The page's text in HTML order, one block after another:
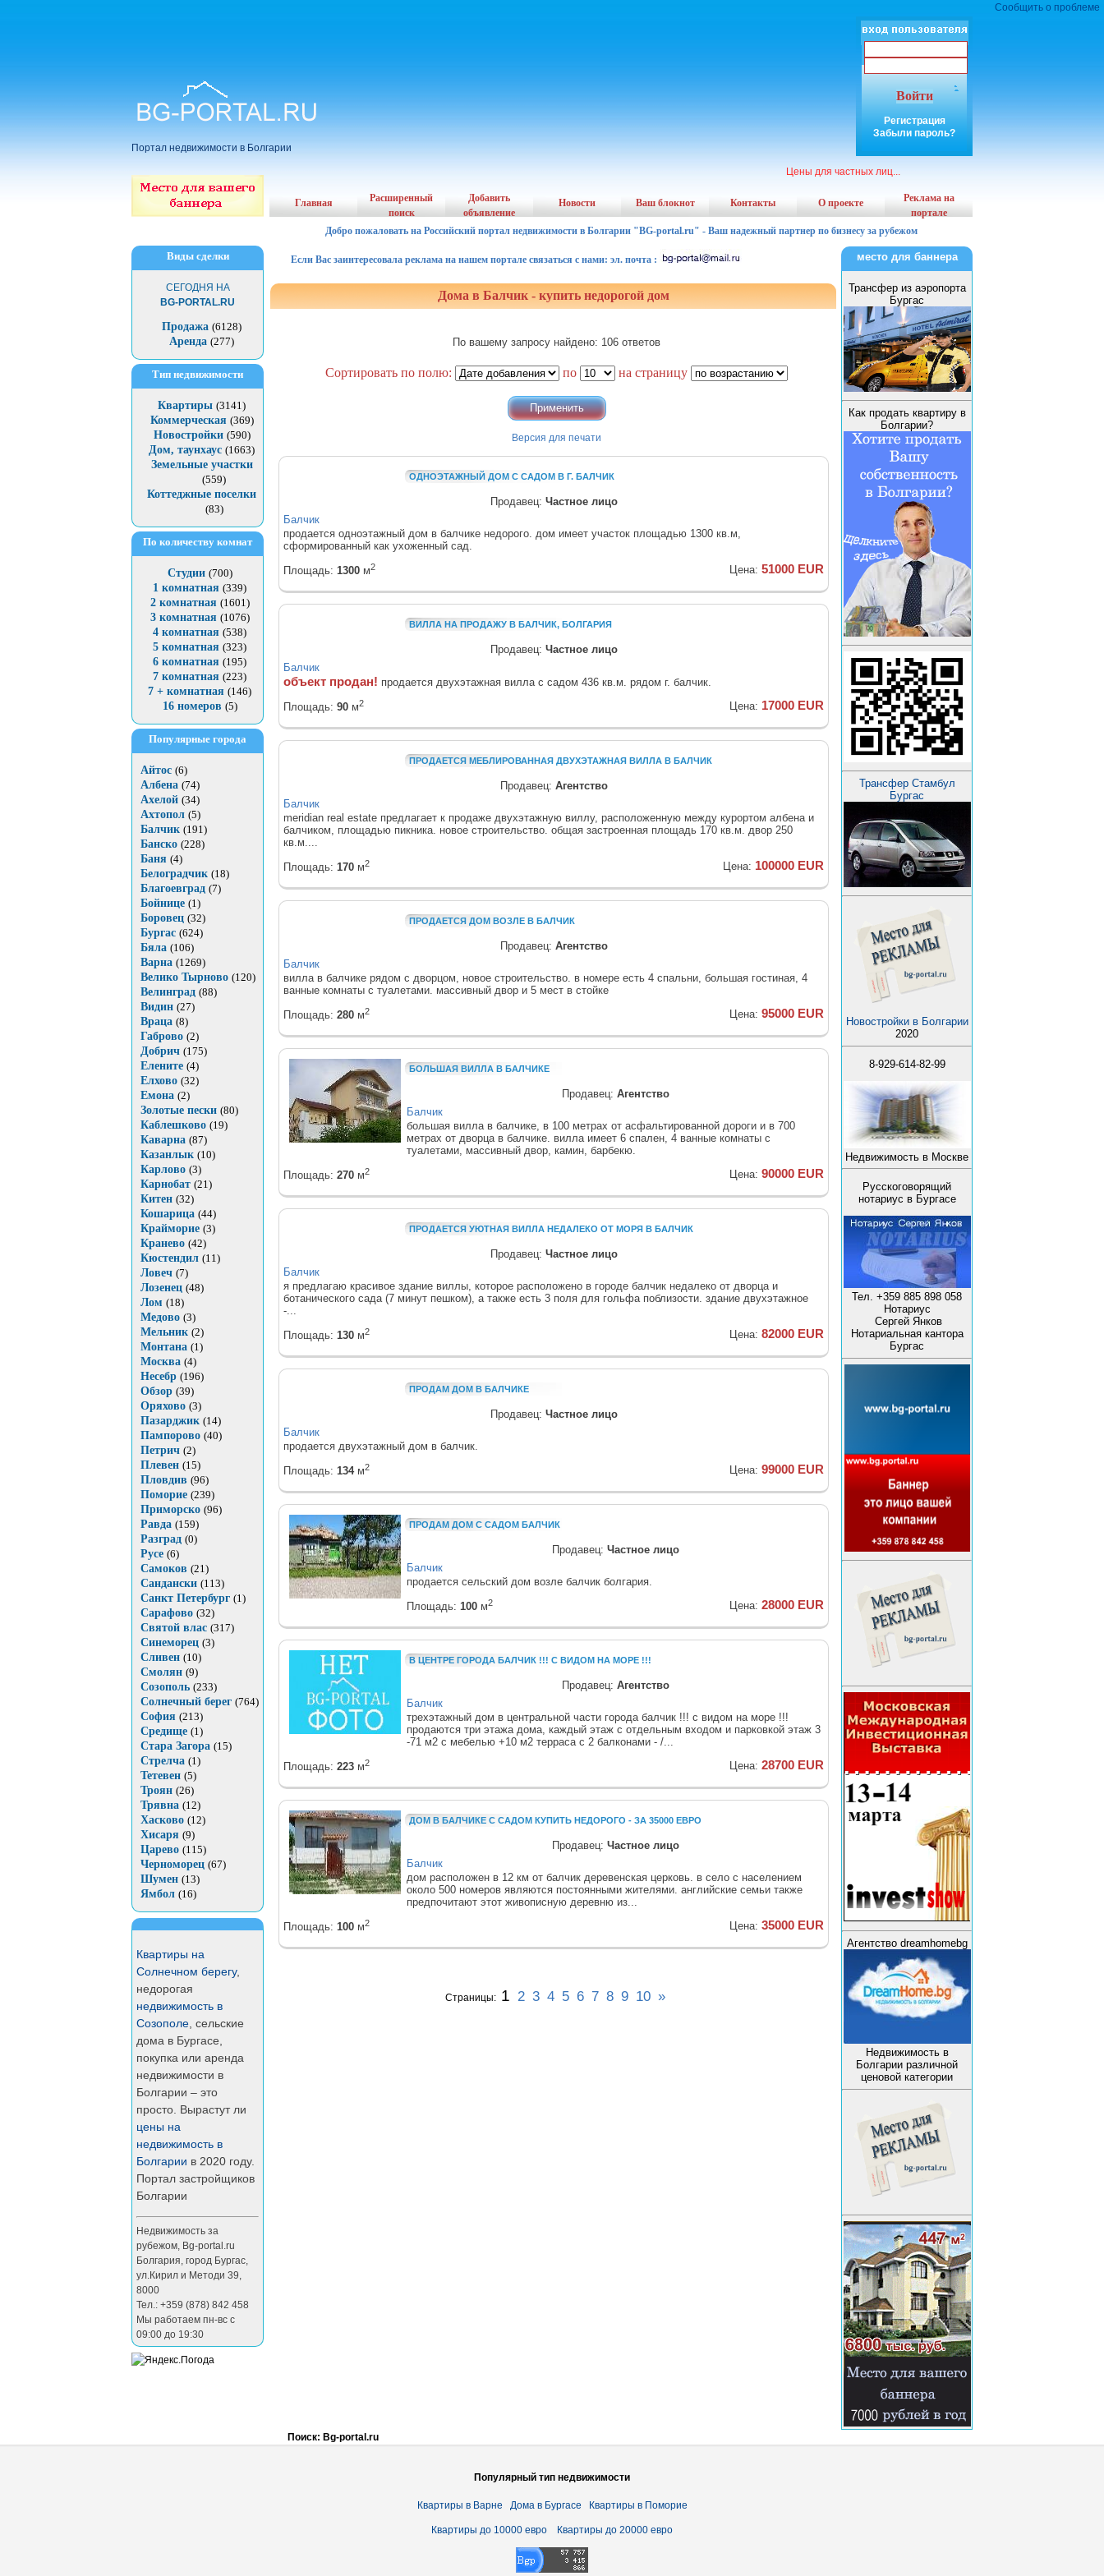
Сообщить о проблеме
Войти
Регистрация
Забыли пароль?
Цены для частных лиц...
Портал недвижимости в Болгарии
Виды сделки
СЕГОДНЯ НА
BG-PORTAL.RU
Продажа (6128)
Аренда (277)
Тип недвижимости
Квартиры (3141)
Коммерческая (369)
Новостройки (590)
Дом, таунхаус (1663)
Земельные участки
(559)
Коттеджные поселки
(83)
По количеству комнат
Студии (700)
1 комнатная (339)
2 комнатная (1601)
3 комнатная (1076)
4 комнатная (538)
5 комнатная (323)
6 комнатная (195)
7 комнатная (223)
7 + комнатная (146)
16 номеров (5)
Популярные города
Айтос (6)
Албена (74)
Ахелой (34)
Ахтопол (5)
Балчик (191)
Банско (228)
Баня (4)
Белоградчик (18)
Благоевград (7)
Бойнице (1)
Боровец (32)
Бургас (624)
Бяла (106)
Варна (1269)
Велико Тырново (120)
Велинград (88)
Видин (27)
Враца (8)
Габрово (2)
Добрич (175)
Елените (4)
Елхово (32)
Емона (2)
Золотые пески (80)
Каблешково (19)
Каварна (87)
Казанлык (10)
Карлово (3)
Карнобат (21)
Китен (32)
Кошарица (44)
Крайморие (3)
Кранево (42)
Кюстендил (11)
Ловеч (7)
Лозенец (48)
Лом (18)
Медово (3)
Мельник (2)
Монтана (1)
Москва (4)
Несебр (196)
Обзор (39)
Оряхово (3)
Пазарджик (14)
Пампорово (40)
Петрич (2)
Плевен (15)
Пловдив (96)
Поморие (239)
Приморско (96)
Равда (159)
Разград (0)
Русе (6)
Самоков (21)
Сандански (113)
Санкт Петербург (1)
Сарафово (32)
Святой влас (317)
Синеморец (3)
Сливен (10)
Смолян (9)
Созополь (233)
Солнечный берег (764)
София (213)
Средище (1)
Стара Загора (15)
Стрелча (1)
Тетевен (5)
Троян (26)
Трявна (12)
Хасково (12)
Хисаря (9)
Царево (115)
Черноморец (67)
Шумен (13)
Ямбол (16)
Квартиры на
Солнечном берегу,
недорогая
недвижимость в
Созополе , сельские
дома в Бургасе,
покупка или аренда
недвижимости в
Болгарии – это
просто. Вырастут ли
цены на
недвижимость в
Болгарии в 2020 году.
Портал застройщиков
Болгарии
Недвижимость за
рубежом, Bg-portal.ru
Болгария, город Бургас,
ул.Кирил и Методи 39,
8000
Тел.: +359 (878) 842 458
Мы работаем пн-вс с
09:00 до 19:30
Главная
Расширенный
поиск
Добавить
объявление
Новости Ваш блокнот Контакты О проекте
Реклама на
портале
Добро пожаловать на Российский портал недвижимости в Болгарии "BG-portal.ru" - Ваш надежный партнер по бизнесу за рубежом
Если Вас заинтересовала реклама на нашем портале связаться с нами: эл. почта :
Дома в Балчик - купить недорогой дом
По вашему запросу найдено: 106 ответов
Сортировать по полю: по на страницу
Версия для печати
ОДНОЭТАЖНЫЙ ДОМ С САДОМ В Г. БАЛЧИК
Продавец: Частное лицо
Балчик
продается одноэтажный дом в балчике недорого. дом имеет участок площадью 1300 кв.м,
сформированный как ухоженный сад.
Площадь: 1300 м2 Цена: 51000 EUR
ВИЛЛА НА ПРОДАЖУ В БАЛЧИК, БОЛГАРИЯ
Продавец: Частное лицо
Балчик
объект продан! продается двухэтажная вилла с садом 436 кв.м. рядом г. балчик.
Площадь: 90 м2 Цена: 17000 EUR
ПРОДАЕТСЯ МЕБЛИРОВАННАЯ ДВУХЭТАЖНАЯ ВИЛЛА В БАЛЧИК
Продавец: Агентство
Балчик
meridian real estate предлагает к продаже двухэтажную виллу, расположенную между курортом албена и
балчиком, площадью пикника. новое строительство. общая застроенная площадь 170 кв.м. двор 250
кв.м....
Площадь: 170 м2 Цена: 100000 EUR
ПРОДАЕТСЯ ДОМ ВОЗЛЕ В БАЛЧИК
Продавец: Агентство
Балчик
вилла в балчике рядом с дворцом, новое строительство. в номере есть 4 спальни, большая гостиная, 4
ванные комнаты с туалетами. массивный двор и 5 мест в стойке
Площадь: 280 м2 Цена: 95000 EUR
БОЛЬШАЯ ВИЛЛА В БАЛЧИКЕ
Продавец: Агентство
Балчик
большая вилла в балчике, в 100 метрах от асфальтированной дороги и в 700
метрах от дворца в балчике. вилла имеет 6 спален, 4 ванные комнаты с
туалетами, массивный двор, камин, барбекю.
Площадь: 270 м2 Цена: 90000 EUR
ПРОДАЕТСЯ УЮТНАЯ ВИЛЛА НЕДАЛЕКО ОТ МОРЯ В БАЛЧИК
Продавец: Частное лицо
Балчик
я предлагаю красивое здание виллы, которое расположено в городе балчик недалеко от дворца и
ботанического сада (7 минут пешком), а также есть 3 поля для гольфа поблизости. здание двухэтажное
-...
Площадь: 130 м2 Цена: 82000 EUR
ПРОДАМ ДОМ В БАЛЧИКЕ
Продавец: Частное лицо
Балчик
продается двухэтажный дом в балчик.
Площадь: 134м2 Цена: 99000 EUR
ПРОДАМ ДОМ С САДОМ БАЛЧИК
Продавец: Частное лицо
Балчик
продается сельский дом возле балчик болгария.
Площадь: 100 м2 Цена: 28000 EUR
В ЦЕНТРЕ ГОРОДА БАЛЧИК !!! С ВИДОМ НА МОРЕ !!!
Продавец: Агентство
Балчик
трехэтажный дом в центральной части города балчик !!! с видом на море !!!
продаются три этажа дома, каждый этаж с отдельным входом и парковкой этаж 3
-71 м2 с мебелью +10 м2 терраса с 2 балконами - /...
Площадь: 223 м2 Цена: 28700 EUR
ДОМ В БАЛЧИКЕ С САДОМ КУПИТЬ НЕДОРОГО - ЗА 35000 ЕВРО
Продавец: Частное лицо
Балчик
дом расположен в 12 км от балчик деревенская церковь. в село с населением
около 500 номеров являются постоянными жителями. английские семьи также
предпочитают этот живописную деревню из...
Площадь: 100 м2 Цена: 35000 EUR
Страницы: 1 2 3 4 5 6 7 8 9 10 »
место для баннера
Трансфер из аэропорта
Бургас
Как продать квартиру в
Болгарии?
Трансфер Стамбул
Бургас
Новостройки в Болгарии
2020
8-929-614-82-99
Недвижимость в Москве
Русскоговорящий
нотариус в Бургасе
Тел. +359 885 898 058
Нотариус
Сергей Янков
Нотариальная кантора
Бургас
Агентство dreamhomebg
Недвижимость в
Болгарии различной
ценовой категории
Поиск: Bg-portal.ru
Популярный тип недвижимости
Квартиры в Варне Дома в Бургасе Квартиры в Поморие
Квартиры до 10000 евро Квартиры до 20000 евро